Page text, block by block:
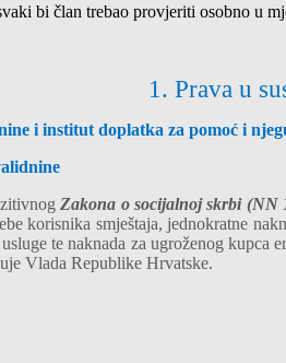
bi član trebao provjeriti osobno u
1. Prava u
i institut doplatka za pomoć i
Zakona o socijalnoj skrbi (NN
korisnika smještaja, jednokratne
te naknada za ugroženog
Vlada Republike Hrvatske.